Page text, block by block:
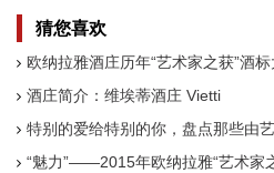
猜您喜欢
欧纳拉雅酒庄历年“艺术家之获”酒标
酒庄简介：维埃蒂酒庄 Vietti
特别的爱给特别的你，盘点那些由
“魅力”——2015年欧纳拉雅“艺术家